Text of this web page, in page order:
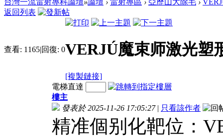
返回列表
查看: 1165|回復: 0VERJÚ魔束师激光塑
[複製鏈接]
電梯直達
樓主
發表於 2025-11-26 17:05:27 | 只看該作者
精准個别化靶位：